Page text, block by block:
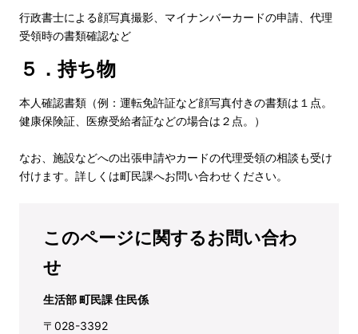
行政書士による顔写真撮影、マイナンバーカードの申請、代理
受領時の書類確認など
５．持ち物
本人確認書類（例：運転免許証など顔写真付きの書類は１点。
健康保険証、医療受給者証などの場合は２点。）
なお、施設などへの出張申請やカードの代理受領の相談も受け
付けます。詳しくは町民課へお問い合わせください。
このページに関するお問い合わ
せ
生活部 町民課 住民係
〒028-3392